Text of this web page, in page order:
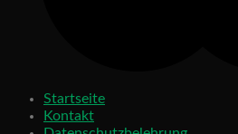
Startseite
Kontakt